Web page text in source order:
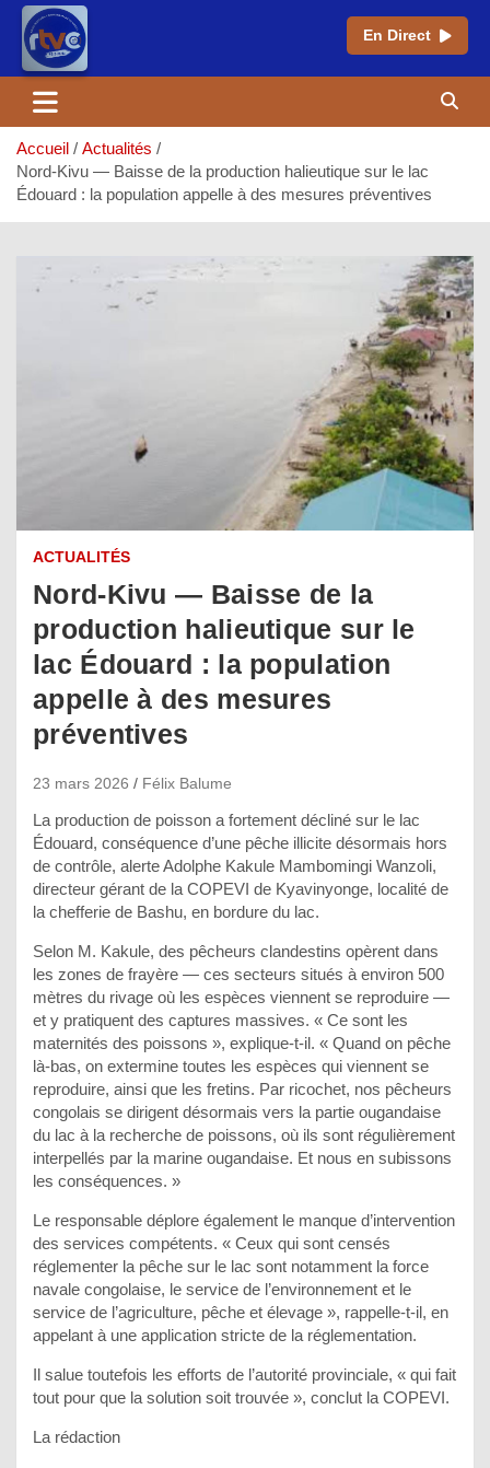
En Direct
contenu
Accueil
Actualités
Nord-Kivu — Baisse de la production halieutique sur le lac
Édouard : la population appelle à des mesures préventives
ACTUALITÉS
Nord-Kivu — Baisse de la
production halieutique sur le
lac Édouard : la population
appelle à des mesures
préventives
23 mars 2026 Félix Balume
La production de poisson a fortement décliné sur le lac
Édouard, conséquence d’une pêche illicite désormais hors
de contrôle, alerte Adolphe Kakule Mambomingi Wanzoli,
directeur gérant de la COPEVI de Kyavinyonge, localité de
la chefferie de Bashu, en bordure du lac.
Selon M. Kakule, des pêcheurs clandestins opèrent dans
les zones de frayère — ces secteurs situés à environ 500
mètres du rivage où les espèces viennent se reproduire —
et y pratiquent des captures massives. « Ce sont les
maternités des poissons », explique-t-il. « Quand on pêche
là-bas, on extermine toutes les espèces qui viennent se
reproduire, ainsi que les fretins. Par ricochet, nos pêcheurs
congolais se dirigent désormais vers la partie ougandaise
du lac à la recherche de poissons, où ils sont régulièrement
interpellés par la marine ougandaise. Et nous en subissons
les conséquences. »
Le responsable déplore également le manque d’intervention
des services compétents. « Ceux qui sont censés
réglementer la pêche sur le lac sont notamment la force
navale congolaise, le service de l’environnement et le
service de l’agriculture, pêche et élevage », rappelle-t-il, en
appelant à une application stricte de la réglementation.
Il salue toutefois les efforts de l’autorité provinciale, « qui fait
tout pour que la solution soit trouvée », conclut la COPEVI.
La rédaction